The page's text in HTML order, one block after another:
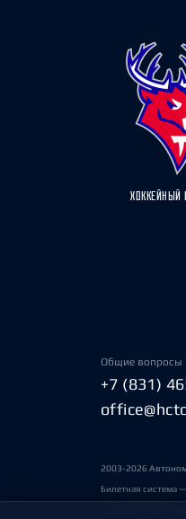
ХОККЕЙНЫЙ
Общие вопросы
+7 (831)
2003-2026
Билетная система —